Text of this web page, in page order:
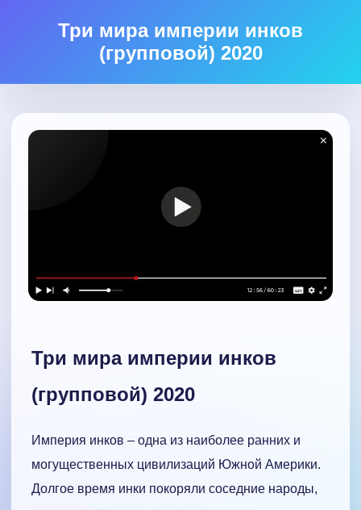
Три мира империи инков
(групповой) 2020
Три мира империи инков
(групповой) 2020
Империя инков – одна из наиболее ранних и
могущественных цивилизаций Южной Америки.
Долгое время инки покоряли соседние народы,